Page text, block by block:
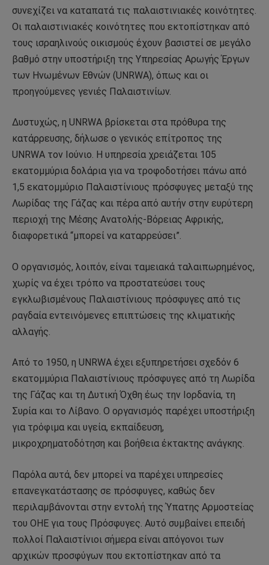
συνεχίζει να καταπατά τις παλαιστινιακές κοινότητες.
Οι παλαιστινιακές κοινότητες που εκτοπίστηκαν από
τους ισραηλινούς οικισμούς έχουν βασιστεί σε μεγάλο
βαθμό στην υποστήριξη της Υπηρεσίας Αρωγής Έργων
των Ηνωμένων Εθνών (UNRWA), όπως και οι
προηγούμενες γενιές Παλαιστινίων.
Δυστυχώς, η UNRWA βρίσκεται στα πρόθυρα της
κατάρρευσης, δήλωσε ο γενικός επίτροπος της
UNRWA τον Ιούνιο. Η υπηρεσία χρειάζεται 105
εκατομμύρια δολάρια για να τροφοδοτήσει πάνω από
1,5 εκατομμύριο Παλαιστίνιους πρόσφυγες μεταξύ της
Λωρίδας της Γάζας και πέρα από αυτήν στην ευρύτερη
περιοχή της Μέσης Ανατολής-Βόρειας Αφρικής,
διαφορετικά “μπορεί να καταρρεύσει”.
Ο οργανισμός, λοιπόν, είναι ταμειακά ταλαιπωρημένος,
χωρίς να έχει τρόπο να προστατεύσει τους
εγκλωβισμένους Παλαιστίνιους πρόσφυγες από τις
ραγδαία εντεινόμενες επιπτώσεις της κλιματικής
αλλαγής.
Από το 1950, η UNRWA έχει εξυπηρετήσει σχεδόν 6
εκατομμύρια Παλαιστίνιους πρόσφυγες από τη Λωρίδα
της Γάζας και τη Δυτική Όχθη έως την Ιορδανία, τη
Συρία και το Λίβανο. Ο οργανισμός παρέχει υποστήριξη
για τρόφιμα και υγεία, εκπαίδευση,
μικροχρηματοδότηση και βοήθεια έκτακτης ανάγκης.
Παρόλα αυτά, δεν μπορεί να παρέχει υπηρεσίες
επανεγκατάστασης σε πρόσφυγες, καθώς δεν
περιλαμβάνονται στην εντολή της Ύπατης Αρμοστείας
του ΟΗΕ για τους Πρόσφυγες. Αυτό συμβαίνει επειδή
πολλοί Παλαιστίνιοι σήμερα είναι απόγονοι των
αρχικών προσφύγων που εκτοπίστηκαν από τα